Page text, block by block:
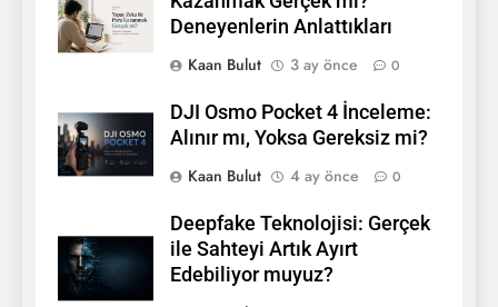
Deneyenlerin Anlattıkları
Kaan Bulut
3 ay önce 0
DJI Osmo Pocket 4 İnceleme:
Alınır mı, Yoksa Gereksiz mi?
Kaan Bulut
4 ay önce 0
Deepfake Teknolojisi: Gerçek
ile Sahteyi Artık Ayırt
Edebiliyor muyuz?